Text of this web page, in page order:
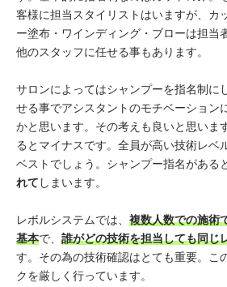
客様に担当スタイリストはいますが、カ
ー塗布・ワインディング・ブローは担当
他のスタッフに任せる事もあります。
サロンによってはシャンプーを指名制に
せる事でアシスタントのモチベーション
かと思います。その考えも良いと思いま
るとマイナスです。全員が高い技術レベ
ベストでしょう。シャンプー指名があると
れて しまいます。
レボルシステムでは、 複数人数での施術
基本で、 誰がどの技術を担当しても同じ
す。その為の技術確認はとても重要。こ
クを厳しく行っています。